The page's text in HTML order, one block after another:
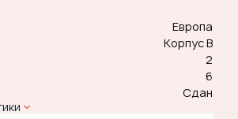
Европа
Корпус В
2
6
Сдан